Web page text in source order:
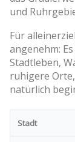
und
Für
angenehm:
Stadtleben,
ruhigere
natürlich
Stadt